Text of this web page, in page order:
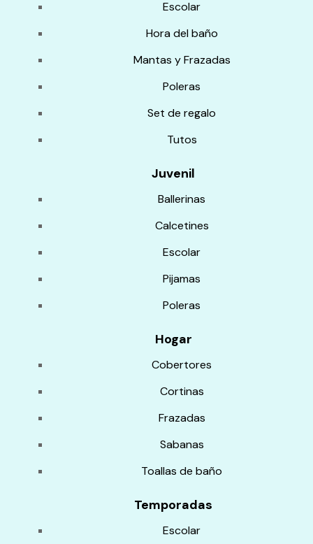
Escolar
Hora del baño
Mantas y Frazadas
Poleras
Set de regalo
Tutos
Juvenil
Ballerinas
Calcetines
Escolar
Pijamas
Poleras
Hogar
Cobertores
Cortinas
Frazadas
Sabanas
Toallas de baño
Temporadas
Escolar